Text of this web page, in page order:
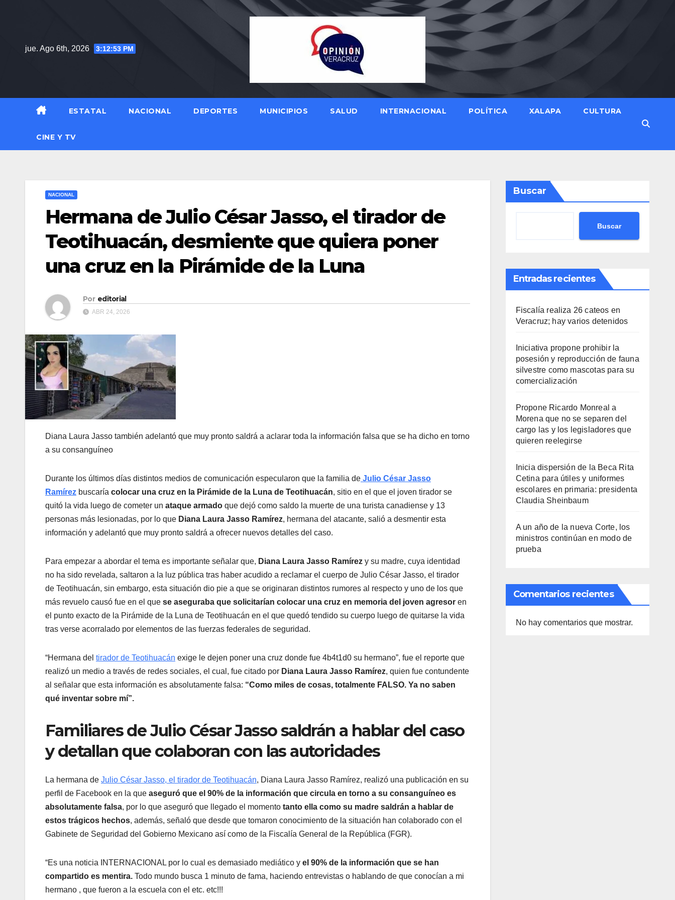
jue. Ago 6th, 2026
3:12:54 PM
ESTATAL NACIONAL DEPORTES MUNICIPIOS SALUD INTERNACIONAL POLÍTICA XALAPA CULTURA
CINE Y TV
NACIONAL
Hermana de Julio César Jasso, el tirador de
Teotihuacán, desmiente que quiera poner
una cruz en la Pirámide de la Luna
Por editorial
ABR 24, 2026
Diana Laura Jasso también adelantó que muy pronto saldrá a aclarar toda la información falsa que se ha dicho en torno
a su consanguíneo
Durante los últimos días distintos medios de comunicación especularon que la familia de Julio César Jasso
Ramírez buscaría colocar una cruz en la Pirámide de la Luna de Teotihuacán, sitio en el que el joven tirador se
quitó la vida luego de cometer un ataque armado que dejó como saldo la muerte de una turista canadiense y 13
personas más lesionadas, por lo que Diana Laura Jasso Ramírez, hermana del atacante, salió a desmentir esta
información y adelantó que muy pronto saldrá a ofrecer nuevos detalles del caso.
Para empezar a abordar el tema es importante señalar que, Diana Laura Jasso Ramírez y su madre, cuya identidad
no ha sido revelada, saltaron a la luz pública tras haber acudido a reclamar el cuerpo de Julio César Jasso, el tirador
de Teotihuacán, sin embargo, esta situación dio pie a que se originaran distintos rumores al respecto y uno de los que
más revuelo causó fue en el que se aseguraba que solicitarían colocar una cruz en memoria del joven agresor en
el punto exacto de la Pirámide de la Luna de Teotihuacán en el que quedó tendido su cuerpo luego de quitarse la vida
tras verse acorralado por elementos de las fuerzas federales de seguridad.
“Hermana del tirador de Teotihuacán exige le dejen poner una cruz donde fue 4b4t1d0 su hermano”, fue el reporte que
realizó un medio a través de redes sociales, el cual, fue citado por Diana Laura Jasso Ramírez, quien fue contundente
al señalar que esta información es absolutamente falsa: “Como miles de cosas, totalmente FALSO. Ya no saben
qué inventar sobre mí”.
Familiares de Julio César Jasso saldrán a hablar del caso
y detallan que colaboran con las autoridades
La hermana de Julio César Jasso, el tirador de Teotihuacán, Diana Laura Jasso Ramírez, realizó una publicación en su
perfil de Facebook en la que aseguró que el 90% de la información que circula en torno a su consanguíneo es
absolutamente falsa, por lo que aseguró que llegado el momento tanto ella como su madre saldrán a hablar de
estos trágicos hechos, además, señaló que desde que tomaron conocimiento de la situación han colaborado con el
Gabinete de Seguridad del Gobierno Mexicano así como de la Fiscalía General de la República (FGR).
“Es una noticia INTERNACIONAL por lo cual es demasiado mediático y el 90% de la información que se han
compartido es mentira. Todo mundo busca 1 minuto de fama, haciendo entrevistas o hablando de que conocían a mi
hermano , que fueron a la escuela con el etc. etc!!!
Buscar
Buscar
Entradas recientes
Fiscalía realiza 26 cateos en
Veracruz; hay varios detenidos
Iniciativa propone prohibir la
posesión y reproducción de fauna
silvestre como mascotas para su
comercialización
Propone Ricardo Monreal a
Morena que no se separen del
cargo las y los legisladores que
quieren reelegirse
Inicia dispersión de la Beca Rita
Cetina para útiles y uniformes
escolares en primaria: presidenta
Claudia Sheinbaum
A un año de la nueva Corte, los
ministros continúan en modo de
prueba
Comentarios recientes
No hay comentarios que mostrar.